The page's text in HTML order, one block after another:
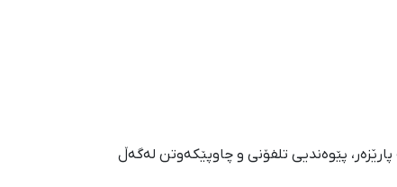
پێوەندیی تلفۆنی و چاوپێکەوتن لەگەڵ